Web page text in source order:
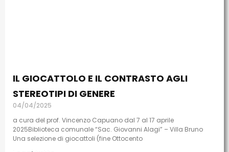
IL GIOCATTOLO E IL CONTRASTO AGLI
STEREOTIPI DI GENERE
04/04/2025
a cura del prof. Vincenzo Capuano dal 7 al 17 aprile
2025Biblioteca comunale “Sac. Giovanni Alagi” – Villa Bruno
Una selezione di giocattoli (fine Ottocento